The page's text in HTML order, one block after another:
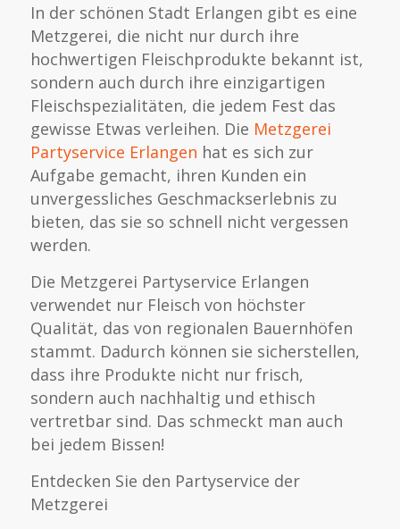
In der schönen Stadt Erlangen gibt es eine
Metzgerei, die nicht nur durch ihre
hochwertigen Fleischprodukte bekannt ist,
sondern auch durch ihre einzigartigen
Fleischspezialitäten, die jedem Fest das
gewisse Etwas verleihen. Die Metzgerei
Partyservice Erlangen hat es sich zur
Aufgabe gemacht, ihren Kunden ein
unvergessliches Geschmackserlebnis zu
bieten, das sie so schnell nicht vergessen
werden.
Die Metzgerei Partyservice Erlangen
verwendet nur Fleisch von höchster
Qualität, das von regionalen Bauernhöfen
stammt. Dadurch können sie sicherstellen,
dass ihre Produkte nicht nur frisch,
sondern auch nachhaltig und ethisch
vertretbar sind. Das schmeckt man auch
bei jedem Bissen!
Entdecken Sie den Partyservice der
Metzgerei